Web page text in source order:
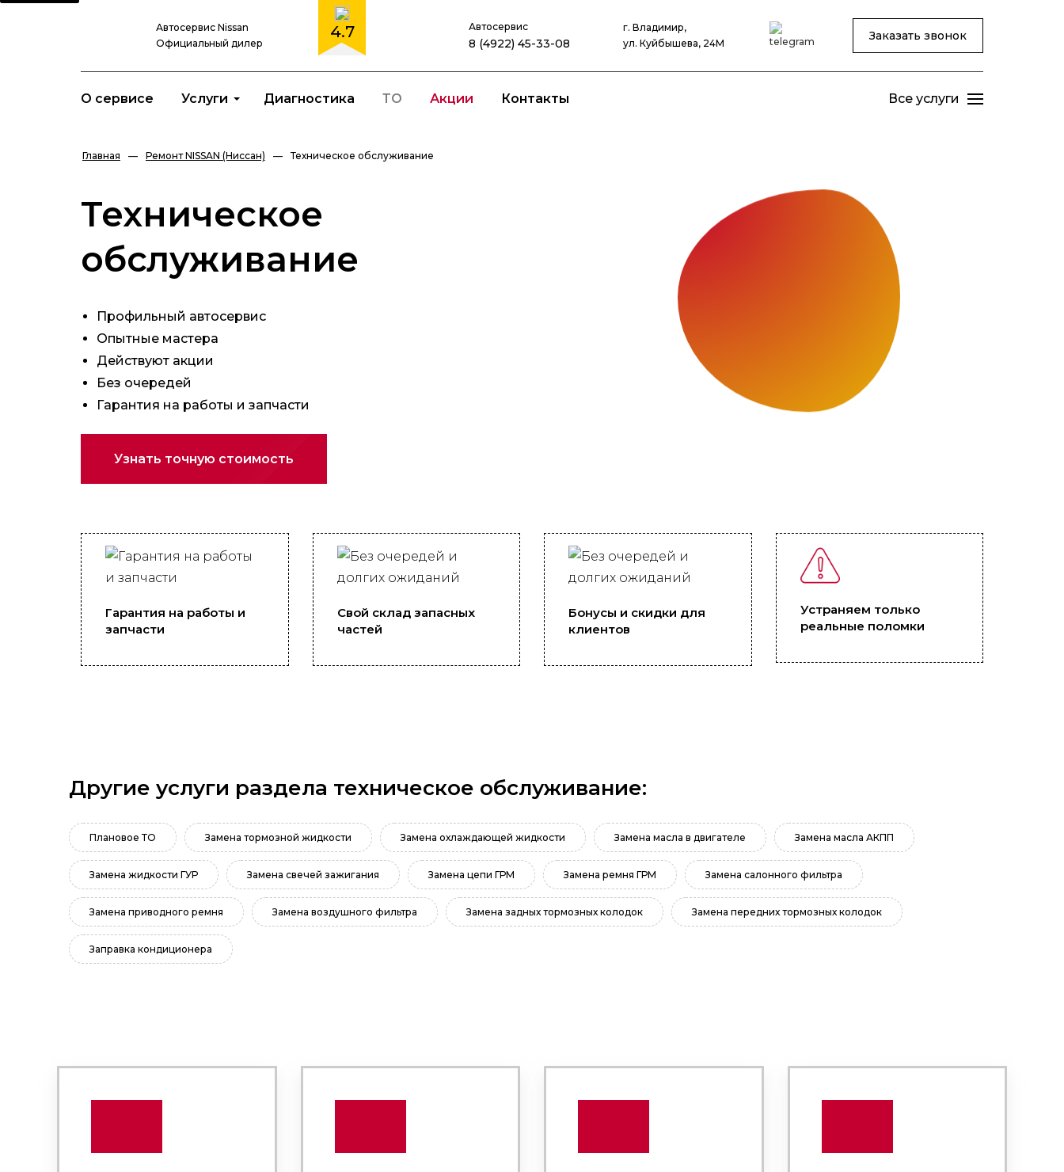
Автосервис Nissan
Официальный дилер
4.7 Автосервис
8 (4922) 45-33-08
г. Владимир,
ул. Куйбышева, 24М
Заказать звонок
О сервисе Услуги Диагностика ТО Акции Контакты Все услуги
Главная — Ремонт NISSAN (Ниссан) — Техническое обслуживание
Техническое
обслуживание
Профильный автосервис
Опытные мастера
Действуют акции
Без очередей
Гарантия на работы и запчасти
Узнать точную стоимость
Гарантия на работы и
запчасти
Свой склад запасных
частей
Бонусы и скидки для
клиентов
Устраняем только
реальные поломки
Другие услуги раздела техническое обслуживание:
Плановое ТО Замена тормозной жидкости Замена охлаждающей жидкости Замена масла в двигателе Замена масла АКПП
Замена жидкости ГУР Замена свечей зажигания Замена цепи ГРМ Замена ремня ГРМ Замена салонного фильтра
Замена приводного ремня Замена воздушного фильтра Замена задных тормозных колодок Замена передних тормозных колодок
Заправка кондиционера